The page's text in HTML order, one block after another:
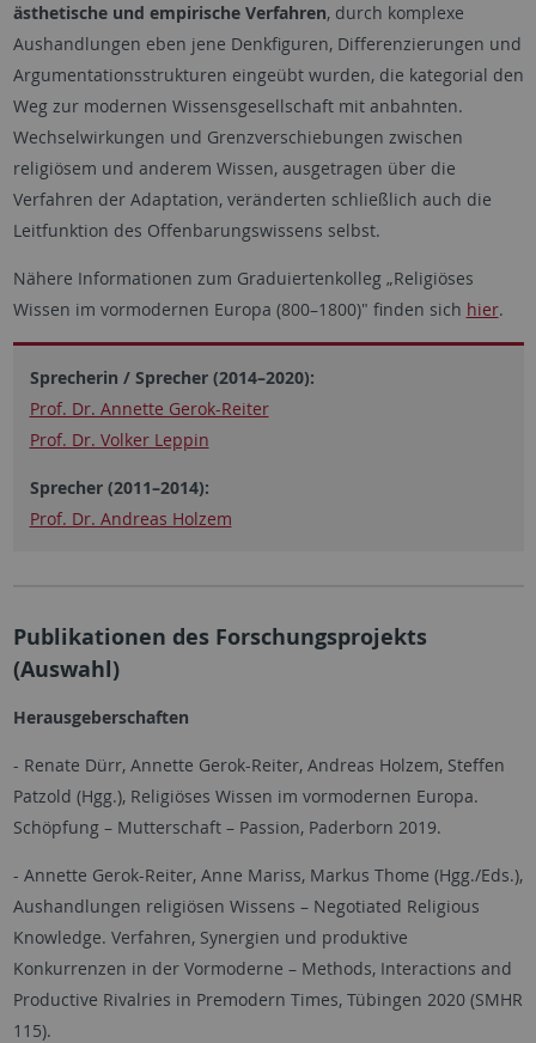
ästhetische und empirische Verfahren, durch komplexe
Aushandlungen eben jene Denkfiguren, Differenzierungen und
Argumentationsstrukturen eingeübt wurden, die kategorial den
Weg zur modernen Wissensgesellschaft mit anbahnten.
Wechselwirkungen und Grenzverschiebungen zwischen
religiösem und anderem Wissen, ausgetragen über die
Verfahren der Adaptation, veränderten schließlich auch die
Leitfunktion des Offenbarungswissens selbst.
Nähere Informationen zum Graduiertenkolleg „Religiöses
Wissen im vormodernen Europa (800–1800)" finden sich hier.
Sprecherin / Sprecher (2014–2020):
Prof. Dr. Annette Gerok-Reiter
Prof. Dr. Volker Leppin
Sprecher (2011–2014):
Prof. Dr. Andreas Holzem
Publikationen des Forschungsprojekts
(Auswahl)
Herausgeberschaften
- Renate Dürr, Annette Gerok-Reiter, Andreas Holzem, Steffen
Patzold (Hgg.), Religiöses Wissen im vormodernen Europa.
Schöpfung – Mutterschaft – Passion, Paderborn 2019.
- Annette Gerok-Reiter, Anne Mariss, Markus Thome (Hgg./Eds.),
Aushandlungen religiösen Wissens – Negotiated Religious
Knowledge. Verfahren, Synergien und produktive
Konkurrenzen in der Vormoderne – Methods, Interactions and
Productive Rivalries in Premodern Times, Tübingen 2020 (SMHR
115).